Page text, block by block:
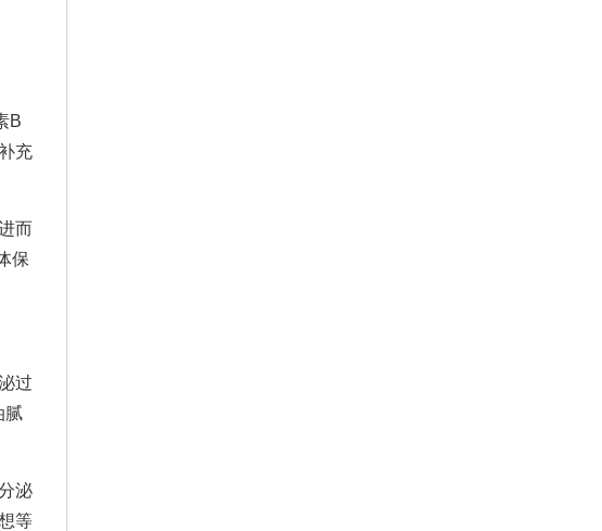
B
充
而
保
过
腻
泌
等